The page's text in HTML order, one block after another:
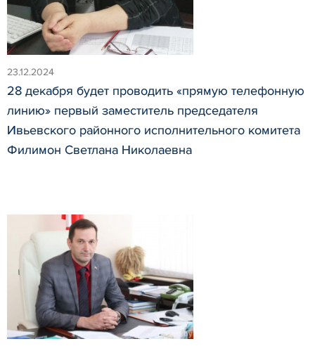
23.12.2024
28 декабря будет проводить «прямую телефонную
линию» первый заместитель председателя
Ивьевского районного исполнительного комитета
Филимон Светлана Николаевна